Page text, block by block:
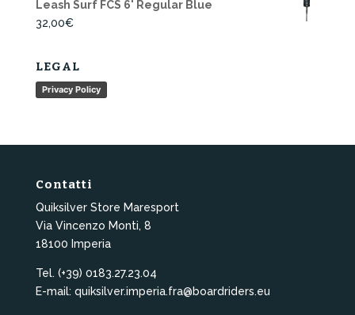
Leash Surf FCS 6' Regular Blue
32,00€
LEGAL
Privacy Policy
Contatti
Quiksilver Store Maresport
Via Vincenzo Monti, 8
18100 Imperia
Tel. (+39) 0183.27.23.04
E-mail: quiksilver.imperia.fra@boardriders.eu